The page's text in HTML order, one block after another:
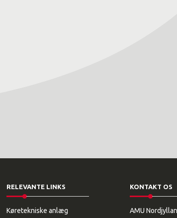
RELEVANTE LINKS
Køretekniske anlæg
KONTAKT OS
AMU